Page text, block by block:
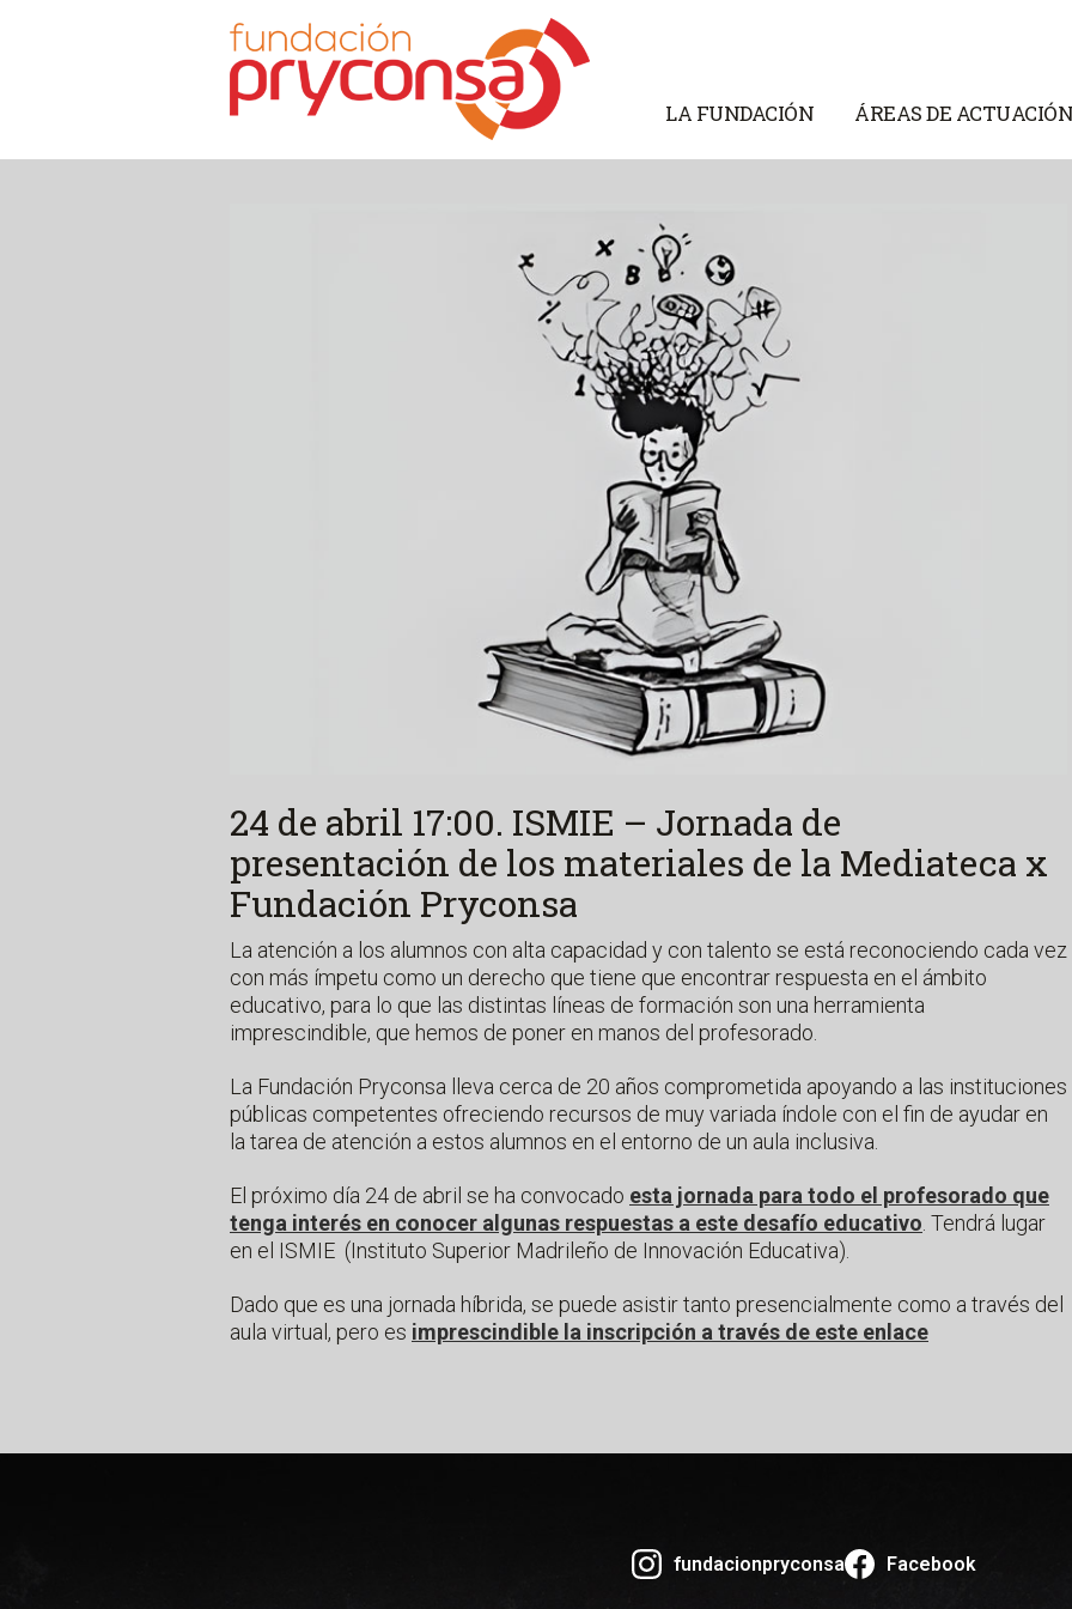
LA FUNDACIÓN ÁREAS DE ACTUACIÓN
24 de abril 17:00. ISMIE – Jornada de
presentación de los materiales de la Mediateca x
Fundación Pryconsa
La atención a los alumnos con alta capacidad y con talento se está reconociendo cada vez
con más ímpetu como un derecho que tiene que encontrar respuesta en el ámbito
educativo, para lo que las distintas líneas de formación son una herramienta
imprescindible, que hemos de poner en manos del profesorado.
La Fundación Pryconsa lleva cerca de 20 años comprometida apoyando a las instituciones
públicas competentes ofreciendo recursos de muy variada índole con el fin de ayudar en
la tarea de atención a estos alumnos en el entorno de un aula inclusiva.
El próximo día 24 de abril se ha convocado esta jornada para todo el profesorado que
tenga interés en conocer algunas respuestas a este desafío educativo . Tendrá lugar
en el ISMIE (Instituto Superior Madrileño de Innovación Educativa).
Dado que es una jornada híbrida, se puede asistir tanto presencialmente como a través del
aula virtual, pero es imprescindible la inscripción a través de este enlace
fundacionpryconsa Facebook